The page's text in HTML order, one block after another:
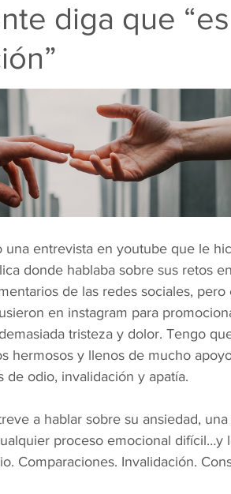
diga que
una entrevista en youtube que le
donde hablaba sobre sus retos
de las redes sociales,
en instagram para
tristeza y dolor. Tengo
hermosos y llenos de mucho
de odio, invalidación y apatía.
a hablar sobre su ansiedad,
proceso emocional difícil…y
Comparaciones. Invalidación.